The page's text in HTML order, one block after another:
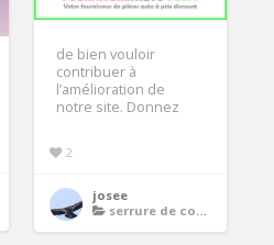
de bien vouloir
contribuer à
l’amélioration de
notre site. Donnez
2
josee
serrure de coffre de toit